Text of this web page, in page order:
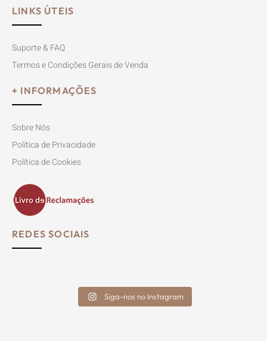
LINKS ÚTEIS
Suporte & FAQ
Termos e Condições Gerais de Venda
+ INFORMAÇÕES
Sobre Nós
Política de Privacidade
Política de Cookies
REDES SOCIAIS
Siga-nos no Instagram